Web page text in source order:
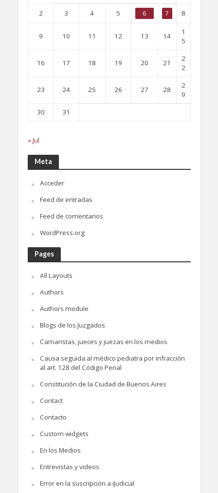
2 3 4 5 6 7 8
9 10 11 12 13 14
1
5
16 17 18 19 20 21
2
2
23 24 25 26 27 28
2
9
30
31
« Jul
Meta
Acceder
Feed de entradas
Feed de comentarios
WordPress.org
Pages
All Layouts
Authors
Authors module
Blogs de los Juzgados
Camaristas, jueces y juezas en los medios
Causa seguida al médico pediatra por infracción
al art. 128 del Código Penal
Constitución de la Ciudad de Buenos Aires
Contact
Contacto
Custom widgets
En los Medios
Entrevistas y videos
Error en la suscripción a iJudicial